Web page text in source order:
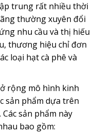
trung rất nhiều thời
thường xuyên đổi
nhu cầu và thị hiếu
thương hiệu chỉ đơn
loại hạt cà phê và
rộng mô hình kinh
sản phẩm dựa trên
sản phẩm này
bao gồm: